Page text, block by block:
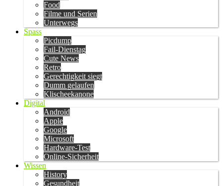
Food
Filme und Serien
Unterwegs
Spass
Picdump
Fail-Dienstag
Cute News
Retro
Gerechtigkeit siegt
Dumm gelaufen
Klischeekanone
Digital
Android
Apple
Google
Microsoft
Hardware-Test
Online-Sicherheit
Wissen
History
Gesundheit